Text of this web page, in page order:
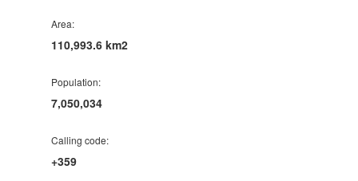
Area:
110,993.6 km2
Population:
7,050,034
Calling code:
+359